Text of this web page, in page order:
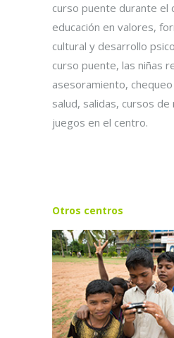
curso puente durante el
educación en valores,
cultural y desarrollo
curso puente, las niñas
asesoramiento,
salud, salidas, cursos
juegos en el centro.
Otros centros